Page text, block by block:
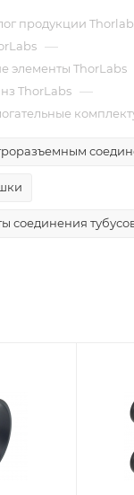
продукции
—
элементы ThorLabs
ThorLabs —
соединения